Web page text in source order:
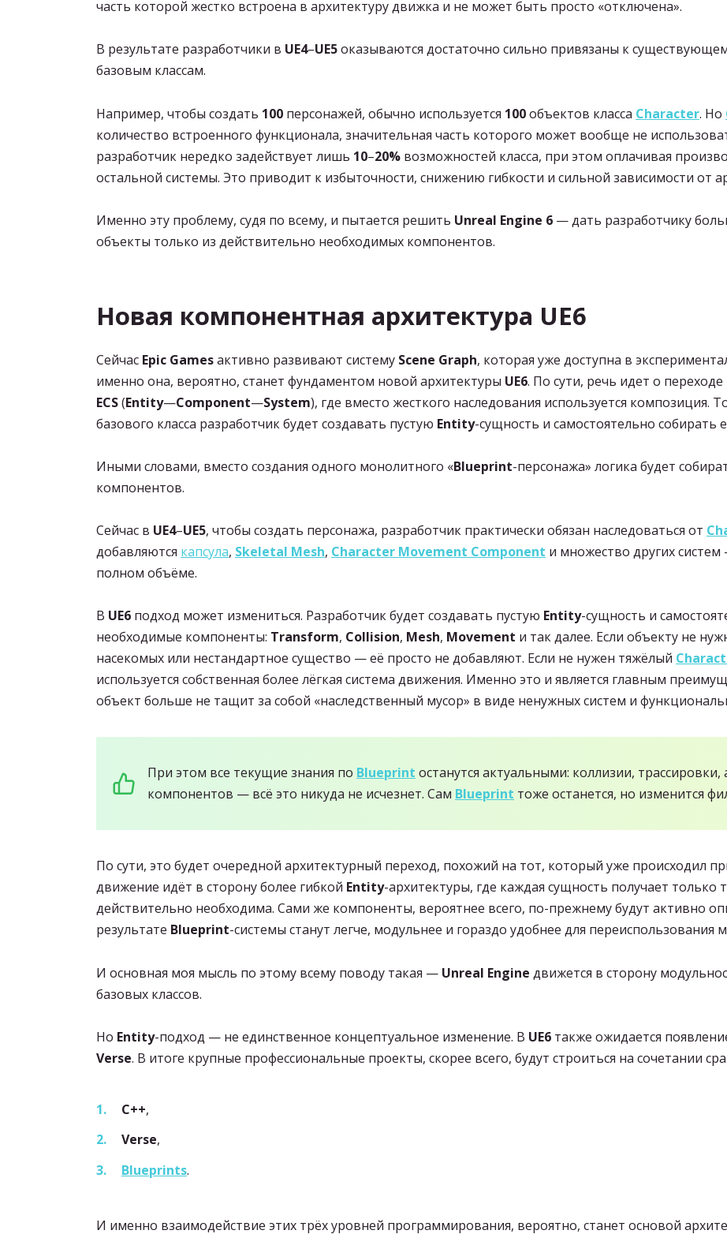
часть которой жестко встроена в архитектуру движка и не может быть просто «отключена».
В результате разработчики в UE4–UE5оказываются достаточно сильно привязаны к
базовым классам.
Например, чтобы создать 100 персонажей, обычно используется 100объектов класса Character. Но
количество встроенного функционала, значительная часть которого может вообще не
разработчик нередко задействует лишь 10–20% возможностей класса, при этом оплачивая
остальной системы. Это приводит к избыточности, снижению гибкости и сильной зависимости от
Именно эту проблему, судя по всему, и пытается решить Unreal Engine 6 — дать разработчику
объекты только из действительно необходимых компонентов.
Новая компонентная архитектура UE6
Сейчас Epic Gamesактивно развивают систему Scene Graph, которая уже доступна в
именно она, вероятно, станет фундаментом новой архитектуры UE6. По сути, речь идет о
ECS(Entity—Component—System), где вместо жесткого наследования используется композиция.
базового класса разработчик будет создавать пустую Entity-сущность и самостоятельно собирать
Иными словами, вместо создания одного монолитного «Blueprint-персонажа» логика будет
компонентов.
Сейчас в UE4–UE5, чтобы создать персонажа, разработчик практически обязан наследоваться от
добавляются капсула, Skeletal Mesh, Character Movement Component и множество других
полном объёме.
В UE6 подход может измениться. Разработчик будет создавать пустую Entity-сущность и
необходимые компоненты: Transform, Collision, Mesh, Movement и так далее. Если объекту не
насекомых или нестандартное существо — её просто не добавляют. Если не нужен тяжёлый
используется собственная более лёгкая система движения. Именно это и является главным
объект больше не тащит за собой «наследственный мусор» в виде ненужных систем и
При этом все текущие знания по Blueprint останутся актуальными: коллизии,
компонентов — всё это никуда не исчезнет. Сам Blueprint тоже останется, но изменится
По сути, это будет очередной архитектурный переход, похожий на тот, который уже происходил
движение идёт в сторону более гибкой Entity-архитектуры, где каждая сущность получает только
действительно необходима. Сами же компоненты, вероятнее всего, по-прежнему будут активно
результате Blueprint-системы станут легче, модульнее и гораздо удобнее для
И основная моя мысль по этому всему поводу такая — Unreal Engine движется в сторону
базовых классов.
Но Entity-подход — не единственное концептуальное изменение. В UE6 также ожидается
Verse. В итоге крупные профессиональные проекты, скорее всего, будут строиться на сочетании
C++,
Verse,
Blueprints.
И именно взаимодействие этих трёх уровней программирования, вероятно, станет основой